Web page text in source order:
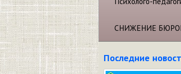
СНИЖЕНИЕ
Последние